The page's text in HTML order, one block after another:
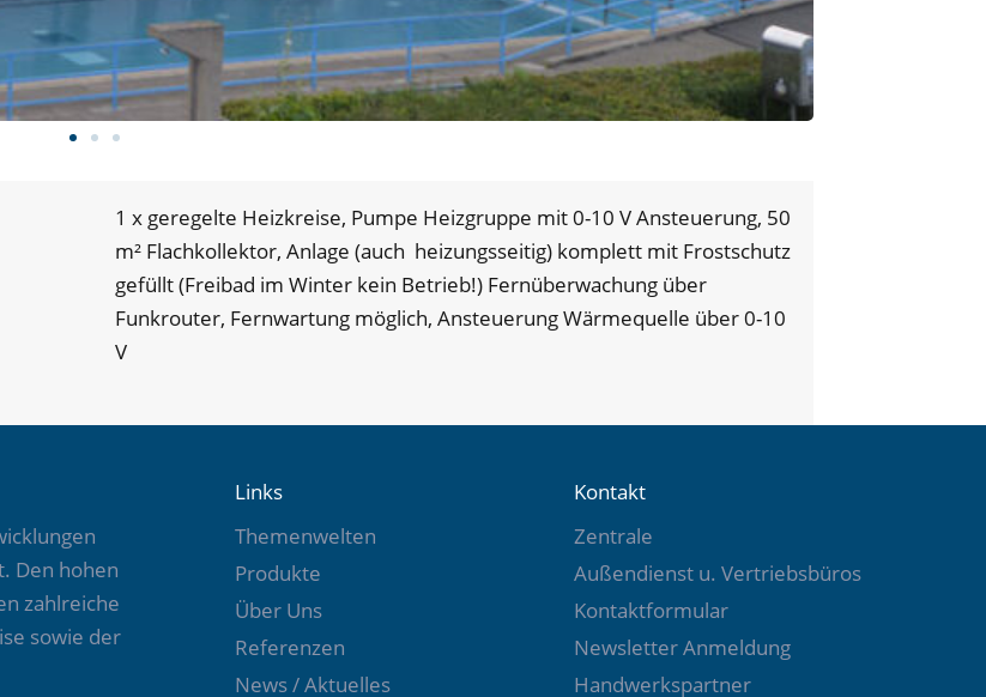
1 x geregelte Heizkreise, Pumpe Heizgruppe mit 0-10 V Ansteuerung, 50
m² Flachkollektor, Anlage (auch heizungsseitig) komplett mit Frostschutz
gefüllt (Freibad im Winter kein Betrieb!) Fernüberwachung über
Funkrouter, Fernwartung möglich, Ansteuerung Wärmequelle über 0-10
V
Den hohen
zahlreiche
sowie der
Links
Themenwelten
Produkte
Über Uns
Referenzen
News / Aktuelles
Kontakt
Zentrale
Außendienst u. Vertriebsbüros
Kontaktformular
Newsletter Anmeldung
Handwerkspartner